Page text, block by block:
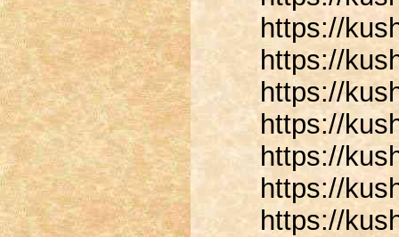
https://
https://
https://
https://
https://
https://
https://